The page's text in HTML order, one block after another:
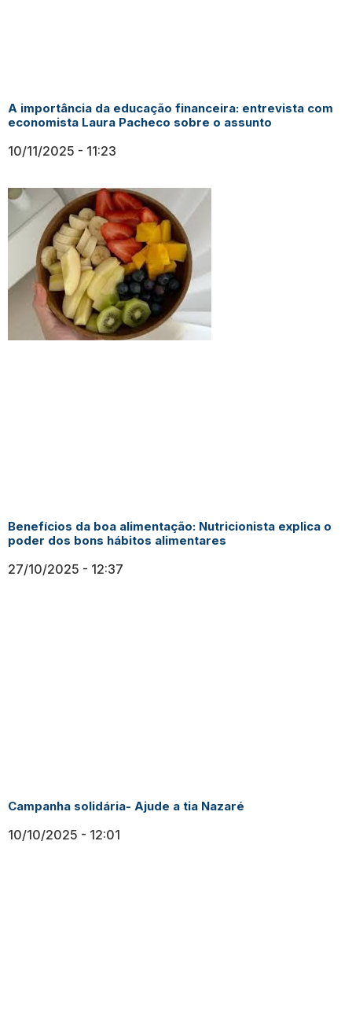
A importância da educação financeira: entrevista com
economista Laura Pacheco sobre o assunto
10/11/2025 11:23
Benefícios da boa alimentação: Nutricionista explica o
poder dos bons hábitos alimentares
27/10/2025 12:37
Campanha solidária- Ajude a tia Nazaré
10/10/2025 12:01